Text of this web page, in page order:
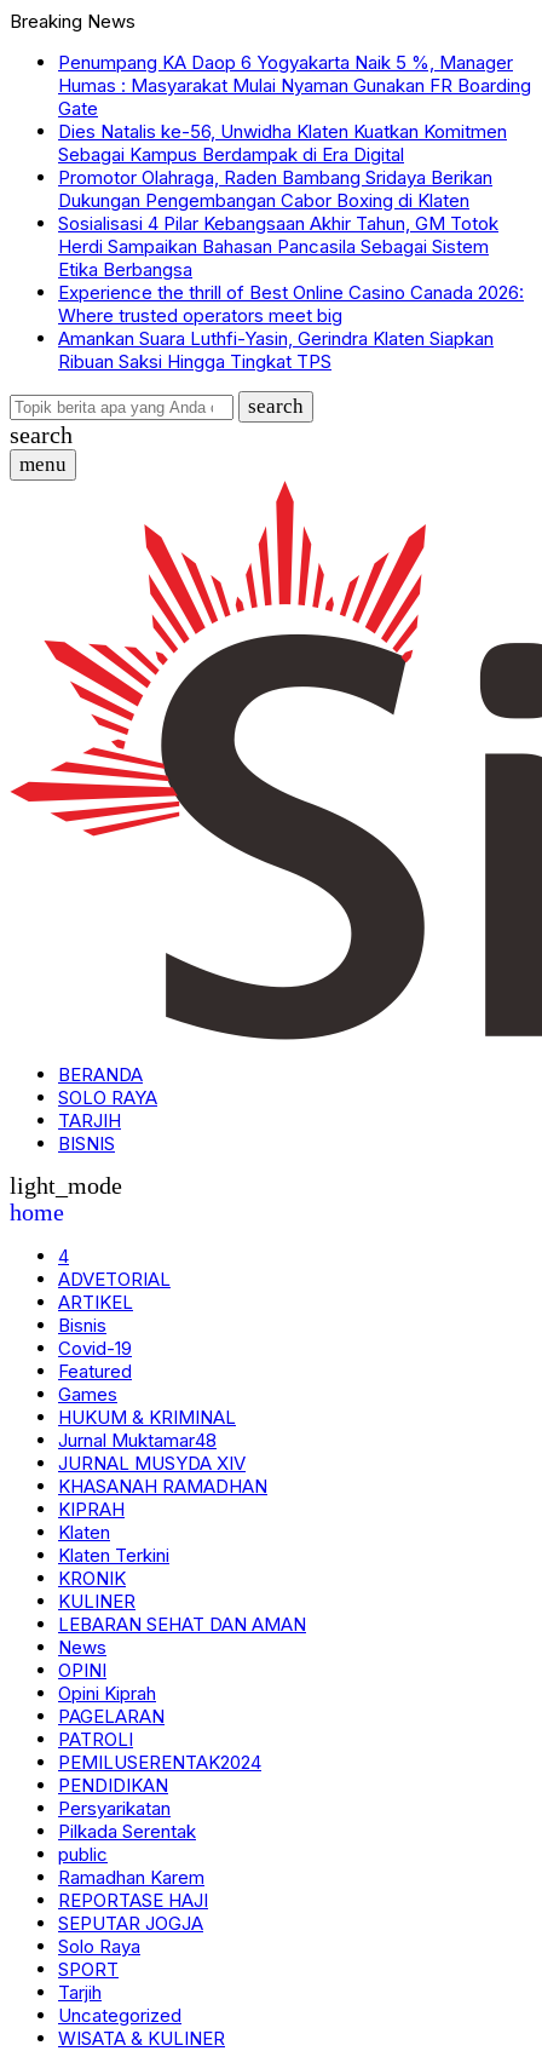
Breaking News
Penumpang KA Daop 6 Yogyakarta Naik 5 %, Manager
Humas : Masyarakat Mulai Nyaman Gunakan FR Boarding
Gate
Dies Natalis ke-56, Unwidha Klaten Kuatkan Komitmen
Sebagai Kampus Berdampak di Era Digital
Promotor Olahraga, Raden Bambang Sridaya Berikan
Dukungan Pengembangan Cabor Boxing di Klaten
Sosialisasi 4 Pilar Kebangsaan Akhir Tahun, GM Totok
Herdi Sampaikan Bahasan Pancasila Sebagai Sistem
Etika Berbangsa
Experience the thrill of Best Online Casino Canada 2026:
Where trusted operators meet big
Amankan Suara Luthfi-Yasin, Gerindra Klaten Siapkan
Ribuan Saksi Hingga Tingkat TPS
search
search
menu
BERANDA
SOLO RAYA
TARJIH
BISNIS
light_mode
home
4
ADVETORIAL
ARTIKEL
Bisnis
Covid-19
Featured
Games
HUKUM & KRIMINAL
Jurnal Muktamar48
JURNAL MUSYDA XIV
KHASANAH RAMADHAN
KIPRAH
Klaten
Klaten Terkini
KRONIK
KULINER
LEBARAN SEHAT DAN AMAN
News
OPINI
Opini Kiprah
PAGELARAN
PATROLI
PEMILUSERENTAK2024
PENDIDIKAN
Persyarikatan
Pilkada Serentak
public
Ramadhan Karem
REPORTASE HAJI
SEPUTAR JOGJA
Solo Raya
SPORT
Tarjih
Uncategorized
WISATA & KULINER